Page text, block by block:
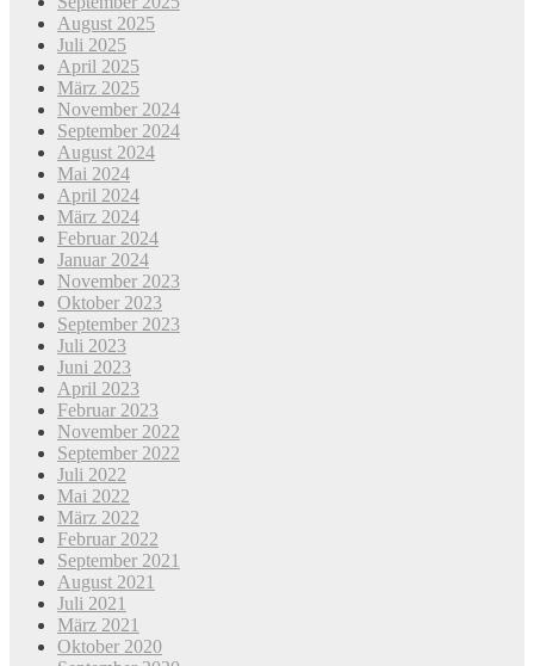
August 2025
Juli 2025
April 2025
März 2025
November 2024
September 2024
August 2024
Mai 2024
April 2024
März 2024
Februar 2024
Januar 2024
November 2023
Oktober 2023
September 2023
Juli 2023
Juni 2023
April 2023
Februar 2023
November 2022
September 2022
Juli 2022
Mai 2022
März 2022
Februar 2022
September 2021
August 2021
Juli 2021
März 2021
Oktober 2020